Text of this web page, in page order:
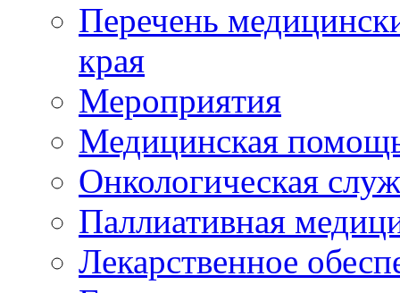
Перечень
края
Мероприятия
Медицинская
Онкологическая
Паллиативная
Лекарственное